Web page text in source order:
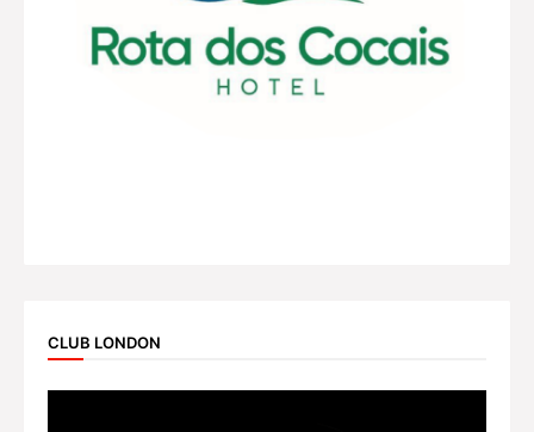
CLUB LONDON